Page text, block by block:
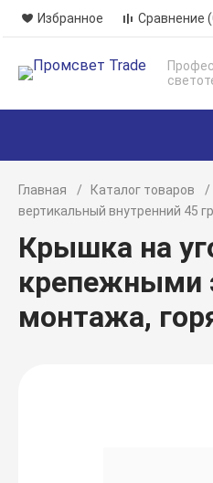
Избранное Сравнение
Главная Каталог товаров
вертикальный внутренний 45
Крышка на
крепежными
монтажа,